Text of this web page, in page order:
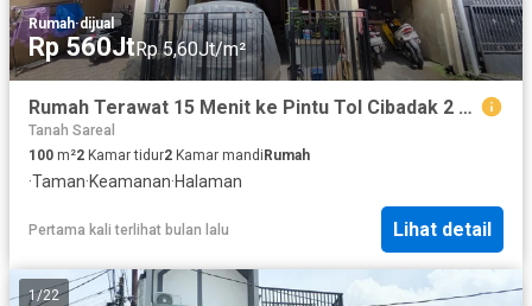
Rumah·dijual
Rp 560JtRp 5,60Jt/m²
Rumah Terawat 15 Menit ke Pintu Tol Cibadak 2 SHM Hadap Timur J-43744
Tanah Sareal
100 m²2 Kamar tidur2 Kamar mandiRumah
·Taman·Keamanan·Halaman
Pertama kali terlihat bulan lalu Lihat detail
1/22